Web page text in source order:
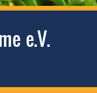
e.V.